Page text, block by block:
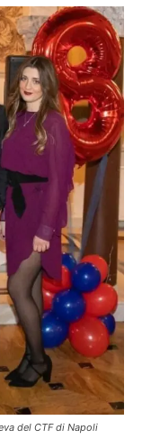
del CTF di Napoli